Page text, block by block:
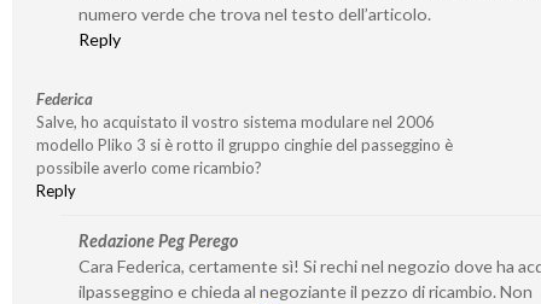
numero verde che trova nel testo dell’articolo.
Reply
Federica
Salve, ho acquistato il vostro sistema modulare nel 2006
modello Pliko 3 si è rotto il gruppo cinghie del passeggino è
possibile averlo come ricambio?
Reply
Redazione Peg Perego
Cara Federica, certamente sì! Si rechi nel negozio dove ha
ilpasseggino e chieda al negoziante il pezzo di ricambio. Non